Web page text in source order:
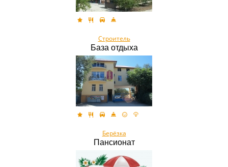
Строитель
База отдыха
Берёзка
Пансионат